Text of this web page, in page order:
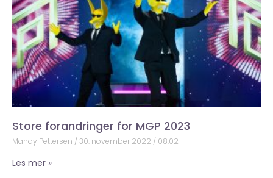
Store forandringer for MGP 2023
Mandy Pettersen 30. november 2022 08:02
Les mer »